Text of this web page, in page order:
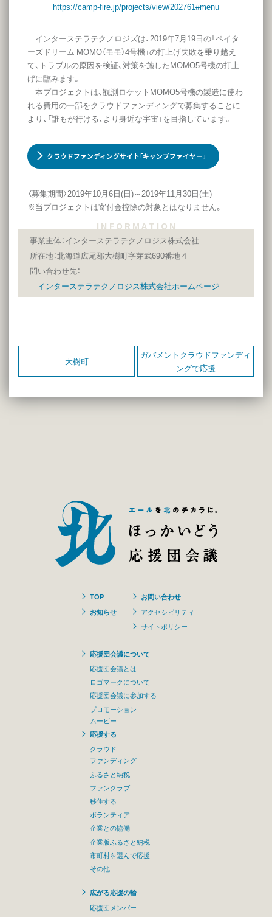
https://camp-fire.jp/projects/view/202761#menu
インターステラテクノロジズは、2019年7月19日の「ペイタ
ーズドリーム MOMO（モモ）4号機」の打上げ失敗を乗り越え
て、トラブルの原因を検証、対策を施したMOMO5号機の打上
げに臨みます。
本プロジェクトは、観測ロケットMOMO5号機の製造に使わ
れる費用の一部をクラウドファンディングで募集することに
より、「誰もが行ける、より身近な宇宙」を目指しています。
クラウドファンディングサイト｢キャンプファイヤー｣
〈募集期間〉2019年10月6日(日)～2019年11月30日(土)
※当プロジェクトは寄付金控除の対象とはなりません。
I N F O R M A T I O N
事業主体：インターステラテクノロジス株式会社
所在地：北海道広尾郡大樹町字芽武690番地４
問い合わせ先：
インターステラテクノロジス株式会社ホームページ
大樹町
ガバメントクラウドファンディ
ングで応援
TOP
お知らせ
お問い合わせ
アクセシビリティ
サイトポリシー
応援団会議について
応援団会議とは
ロゴマークについて
応援団会議に参加する
プロモーション
ムービー
応援する
クラウド
ファンディング
ふるさと納税
ファンクラブ
移住する
ボランティア
企業との協働
企業版ふるさと納税
市町村を選んで応援
その他
広がる応援の輪
応援団メンバー